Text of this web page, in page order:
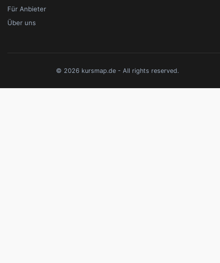
Für Anbieter
Über uns
© 2026 kursmap.de - All rights reserved.